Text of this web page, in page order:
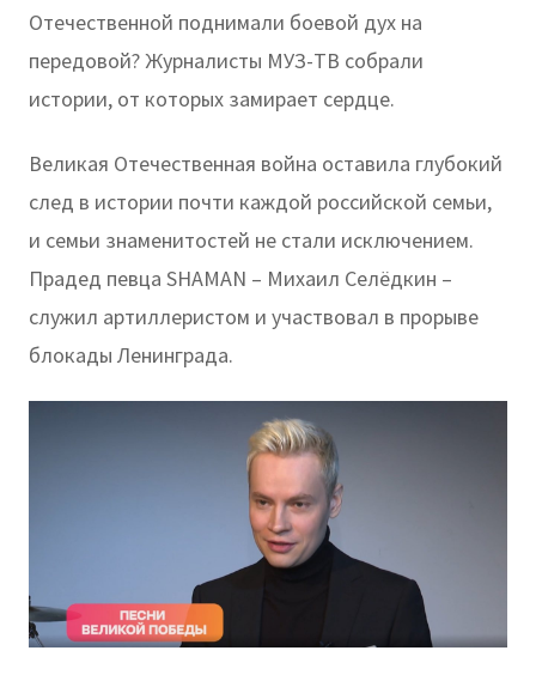
Отечественной поднимали боевой дух на
передовой? Журналисты МУЗ-ТВ собрали
истории, от которых замирает сердце.
Великая Отечественная война оставила глубокий
след в истории почти каждой российской семьи,
и семьи знаменитостей не стали исключением.
Прадед певца SHAMAN – Михаил Селёдкин –
служил артиллеристом и участвовал в прорыве
блокады Ленинграда.